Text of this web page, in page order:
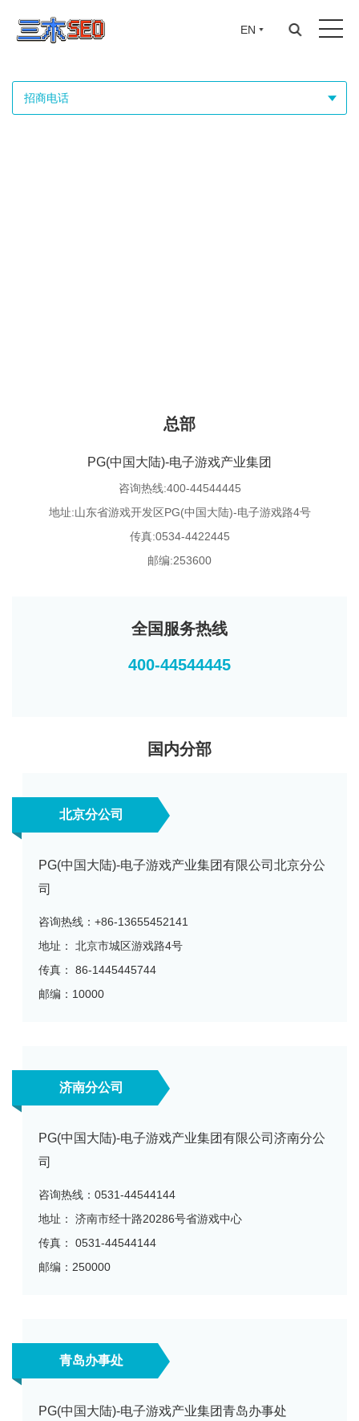
EN
招商电话
总部
PG(中国大陆)-电子游戏产业集团
咨询热线:400-44544445
地址:山东省游戏开发区PG(中国大陆)-电子游戏路4号
传真:0534-4422445
邮编:253600
全国服务热线
400-44544445
国内分部
北京分公司
PG(中国大陆)-电子游戏产业集团有限公司北京分公
司
咨询热线：+86-13655452141
地址： 北京市城区游戏路4号
传真： 86-1445445744
邮编：10000
济南分公司
PG(中国大陆)-电子游戏产业集团有限公司济南分公
司
咨询热线：0531-44544144
地址： 济南市经十路20286号省游戏中心
传真： 0531-44544144
邮编：250000
青岛办事处
PG(中国大陆)-电子游戏产业集团青岛办事处